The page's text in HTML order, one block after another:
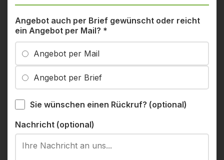
Angebot auch per Brief gewünscht oder reicht
ein Angebot per Mail? *
Angebot per Mail
Angebot per Brief
Sie wünschen einen Rückruf? (optional)
Nachricht (optional)